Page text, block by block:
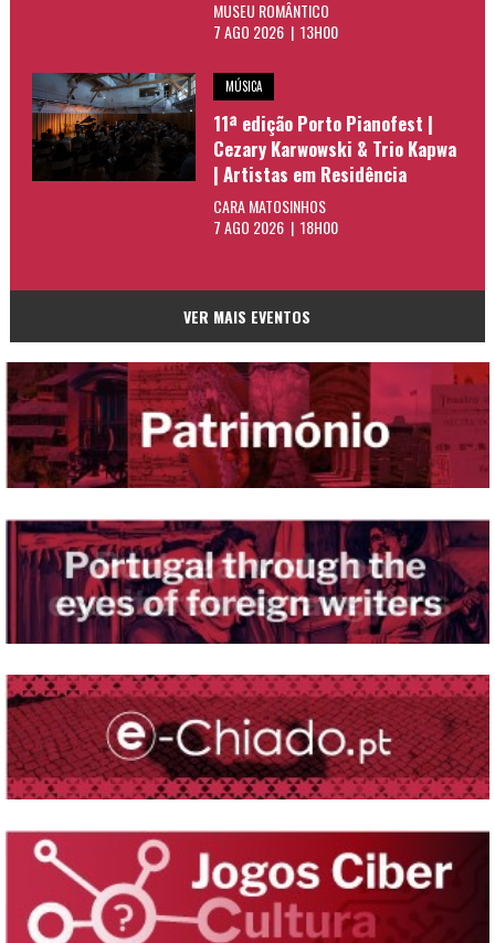
MUSEU ROMÂNTICO
7 AGO 2026 | 13H00
MÚSICA
11ª edição Porto Pianofest |
Cezary Karwowski & Trio Kapwa
| Artistas em Residência
CARA MATOSINHOS
7 AGO 2026 | 18H00
VER MAIS EVENTOS